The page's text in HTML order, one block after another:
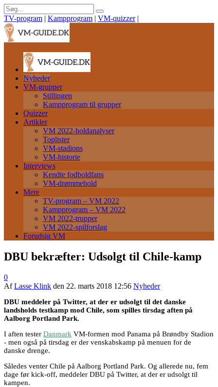
TV-program | Kampprogram | VM-quizzer |
Nyheder
VM-grupper
Stillingen
Kampprogram til grupper
Quizzer
Artikler
VM 2022-holdanalyser
Toplister
VM-stadions
VM-historie
Interviews
Kendte fodboldfans
VM-drømmehold
Mere
TV-program – VM 2022
Kampprogram – VM 2022
VM 2022-trupper
VM 2022-spilforslag
Forudsig VM
DBU bekræfter: Udsolgt til Chile-kamp
0
AfLasse Klink den 22. marts 2018 12:56 Nyheder
DBU meddeler på Twitter, at der er udsolgt til det danske
landsholds testkamp mod Chile, som spilles tirsdag aften på
Aalborg Portland Park.
I aften tester Danmark VM-formen mod Panama på Brøndby Stadion
- men også på tirsdag er der venskabskamp på menuen for de
danske drenge.
Således venter Chile på Aalborg Portland Park. Og allerede nu, fem
dage før kick-off, meddeler DBU på Twitter, at der er udsolgt til
kampen.